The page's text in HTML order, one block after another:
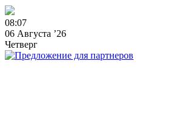
08:07
06 Августа ’26
Четверг